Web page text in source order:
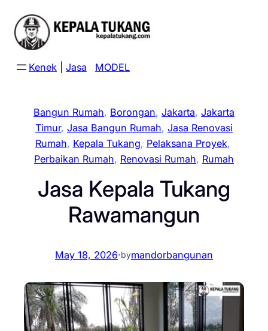
content
Kenek Jasa MODEL
Bangun Rumah, Borongan, Jakarta, Jakarta
Timur, Jasa Bangun Rumah, Jasa Renovasi
Rumah, Kepala Tukang, Pelaksana Proyek
Perbaikan Rumah, Renovasi Rumah, Rumah
Jasa Kepala Tukang
Rawamangun
May 18, 2026·bymandorbangunan